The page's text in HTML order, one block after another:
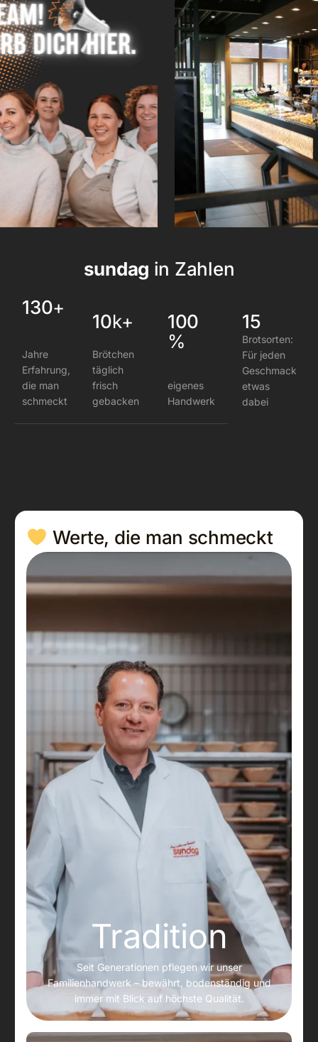
sundag in Zahlen
130+
Jahre
Erfahrung,
die man
schmeckt
10k+
Brötchen
täglich
frisch
gebacken
100
%
eigenes
Handwerk
15
Brotsorten:
Für jeden
Geschmack
etwas
dabei
Werte, die man schmeckt
Tradition
Seit Generationen pflegen wir unser
Familienhandwerk – bewährt, bodenständig und
immer mit Blick auf höchste Qualität.